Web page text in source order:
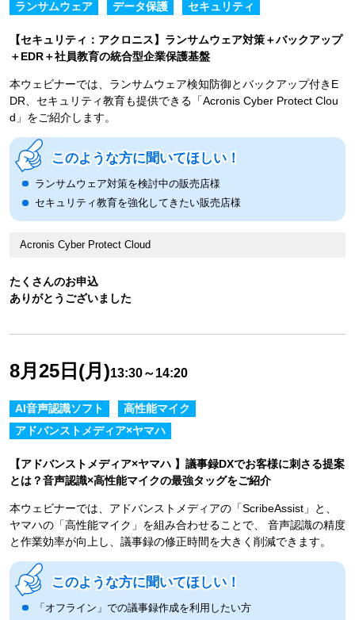
たくさんのお申込
ありがとうございました
ランサムウェア データ保護 セキュリティ
【セキュリティ：アクロニス】ランサムウェア対策＋バックアップ
＋EDR＋社員教育の統合型企業保護基盤
本ウェビナーでは、ランサムウェア検知防御とバックアップ付きE
DR、セキュリティ教育も提供できる「Acronis Cyber Protect Clou
d」をご紹介します。
このような方に聞いてほしい！
ランサムウェア対策を検討中の販売店様
セキュリティ教育を強化してきたい販売店様
Acronis Cyber Protect Cloud
8月25日(月)13:30～14:20
AI音声認識ソフト
高性能マイク
アドバンストメディア×ヤマハ
【アドバンストメディア×ヤマハ 】議事録DXでお客様に刺さる提案
とは？音声認識×高性能マイクの最強タッグをご紹介
本ウェビナーでは、アドバンストメディアの「ScribeAssist」と、
ヤマハの「高性能マイク」を組み合わせることで、 音声認識の精度
と作業効率が向上し、議事録の修正時間を大きく削減できます。
このような方に聞いてほしい！
「オフライン」での議事録作成を利用したい方